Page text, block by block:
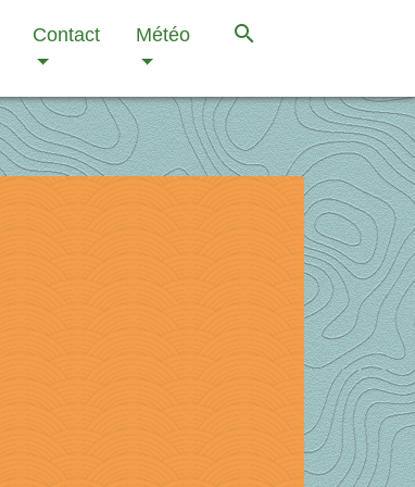
Contact Météo search